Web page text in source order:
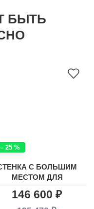
БЫТЬ
– 25 %
С БОЛЬШИМ
МЕСТОМ ДЛЯ
ТЕЛЕВИЗОРА И
УГЛОВЫМ ШКАФОМ
146 600